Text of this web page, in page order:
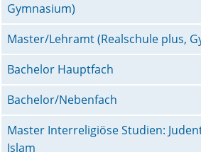
Gymnasium)
Master/Lehramt (Realschule plus,
Bachelor Hauptfach
Bachelor/Nebenfach
Master Interreligiöse Studien:
Islam